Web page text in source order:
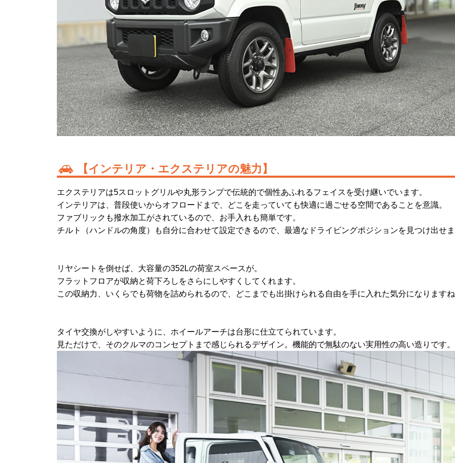
【インテリア・エクステリアの魅力】
エクステリアは5スロットグリルや丸形ランプで伝統的で個性あふれるフェイスを受け継いでいます。
インテリアは、普段使いからオフロードまで、どこを走っていても快適に過ごせる空間であることを意識。
ファブリックも撥水加工がされているので、お手入れも簡単です。
チルト（ハンドルの角度）も自分に合わせて設定できるので、最適なドライビングポジションを見つけ出せ
リヤシートを倒せば、大容量の352Lの荷室スペースが。
フラットフロアが収納と荷下ろしをさらにしやすくしてくれます。
この収納力、いくらでも荷物を詰められるので、どこまでも出掛けられる自由を手に入れた気分になります
タイヤ交換がしやすいように、ホイールアーチは台形に仕立てられています。
見ただけで、そのクルマのコンセプトまで感じられるデザイン。機能的で無駄のない実用性の高い造りです。